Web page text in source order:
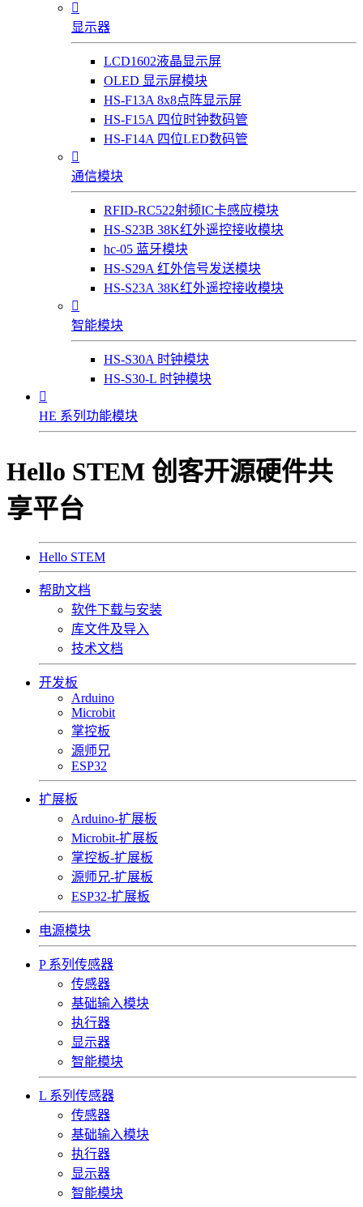

显示器
LCD1602液晶显示屏
OLED 显示屏模块
HS-F13A 8x8点阵显示屏
HS-F15A 四位时钟数码管
HS-F14A 四位LED数码管

通信模块
RFID-RC522射频IC卡感应模块
HS-S23B 38K红外遥控接收模块
hc-05 蓝牙模块
HS-S29A 红外信号发送模块
HS-S23A 38K红外遥控接收模块

智能模块
HS-S30A 时钟模块
HS-S30-L 时钟模块

HE 系列功能模块
Hello STEM 创客开源硬件共
享平台
Hello STEM
帮助文档
软件下载与安装
库文件及导入
技术文档
开发板
Arduino
Microbit
掌控板
源师兄
ESP32
扩展板
Arduino-扩展板
Microbit-扩展板
掌控板-扩展板
源师兄-扩展板
ESP32-扩展板
电源模块
P 系列传感器
传感器
基础输入模块
执行器
显示器
智能模块
L 系列传感器
传感器
基础输入模块
执行器
显示器
智能模块